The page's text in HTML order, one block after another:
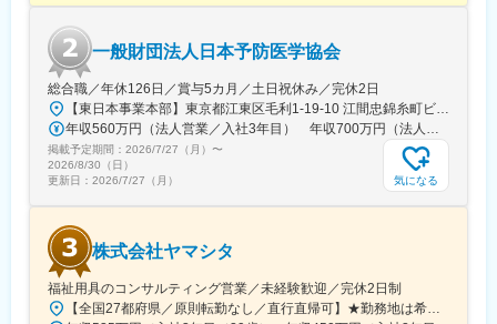
・入社1カ月以降 ： 慣れてきたら独り立ち。既存のお客様をメイ
ンに訪問します。
＜専門資格を取得できる＞
・入社後は、医薬品販売の専門知識を身につけるために、登録販
売者資格を取得していただきます。社内の合格率は90％となって
おり、研修を含めて会社が全面的にサポートします。
・資格取得後は、資格手当として給与にも反映されます。
変更の範囲：会社の定める業務
一般財団法人日本予防医学協会
総合職／年休126日／賞与5カ月／土日祝休み／完休2日
【東日本事業本部】東京都江東区毛利1-19-10 江間忠錦糸町ビル※訪問先からの直行直帰が可能です！＜アクセス＞・JR総武線（快速・各駅停車）／東京メトロ半蔵門線 錦糸町駅より徒歩5分・東京メトロ半蔵門線／都営新宿線 住吉駅より徒歩5分※受動喫煙対策:屋内全面禁煙
年収560万円（法人営業／入社3年目） 年収700万円（法人営業・チームリーダー／入社5年目）
掲載予定期間： 2026/7/27（月） 〜
2026/8/30（日）
更新日： 2026/7/27（月） 気になる
株式会社ヤマシタ
福祉用具のコンサルティング営業／未経験歓迎／完休2日制
【全国27都府県／原則転勤なし／直行直帰可】★勤務地は希望を考慮★拠点により車通勤OK※充足状況により、ご希望の勤務地での募集が終了している場合があります。※転居を伴う転勤の有無は、半年ごとに希望を伺い、選択いただけます。■東北■・宮城県（仙台市）■関東■・東京都（東京23区など）・神奈川県（横浜市など）・埼玉県（さいたま市など）・千葉県（千葉市など）・茨城県（水戸市）・栃木県（宇都宮市／足利市）・群馬県（前橋市）■東海■・愛知県（名古屋市／豊田市／豊橋市／小牧市）・静岡県（静岡市／浜松市／沼津市／焼津市／富士市）・岐阜県（岐阜市）・三重県（四日市市）■信越・北陸■・長野県（長野市）・山梨県（甲府市）・石川県（金沢市）・富山県（富山市）・福井県（福井市）■関西■・大阪府・兵庫県（神戸市／尼崎市／姫路市）・京都府（京都市）・奈良県（奈良市／天理市）・滋賀県（大津市／彦根市）・和歌山県（和歌山市／田辺市）■中国■・広島県（広島市）・岡山県（岡山市）■四国■・香川県（高松市）■九州■・福岡県（福岡市）